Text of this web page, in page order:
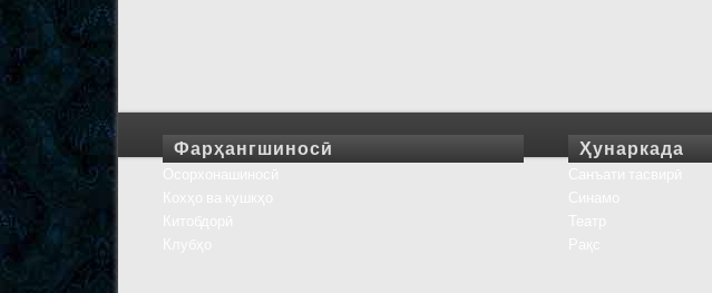
Фарҳангшиносӣ Ҳунаркада